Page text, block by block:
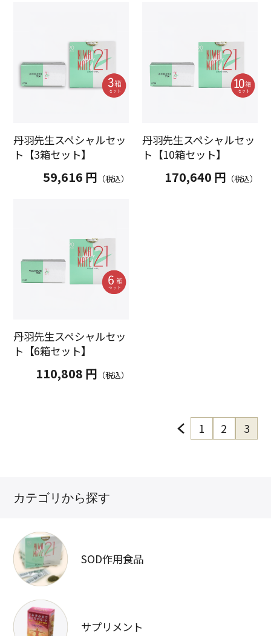
カテゴリから探す
SOD作用食品
サプリメント
丹羽先生スペシャルセッ
ト【3箱セット】
59,616 円 （税込）
丹羽先生スペシャルセッ
ト【10箱セット】
170,640 円 （税込）
丹羽先生スペシャルセッ
ト【6箱セット】
110,808 円 （税込）
1 2 3